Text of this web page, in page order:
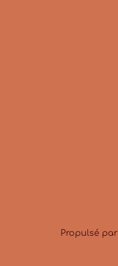
Propulsé par